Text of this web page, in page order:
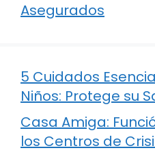
Asegurados
5 Cuidados
Niños: Protege su
Casa Amiga:
los Centros de